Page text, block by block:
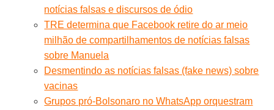
notícias falsas e discursos de ódio
TRE determina que Facebook retire do ar meio
milhão de compartilhamentos de notícias falsas
sobre Manuela
Desmentindo as notícias falsas (fake news) sobre
vacinas
Grupos pró-Bolsonaro no WhatsApp orquestram